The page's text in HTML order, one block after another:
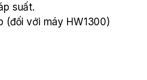
suất.
(đối với máy HW1300)